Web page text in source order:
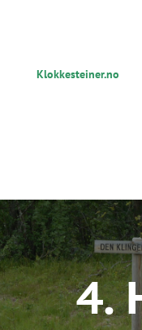
Klokkesteiner.no
4.